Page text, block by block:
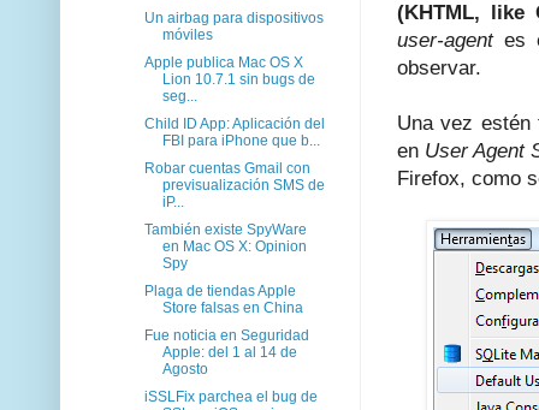
(KHTML, like
user-agentes
observar.
Una vez
en User Agent
Firefox, como
Un airbag para dispositivos
móviles
Apple publica Mac OS X
Lion 10.7.1 sin bugs de
seg...
Child ID App: Aplicación del
FBI para iPhone que b...
Robar cuentas Gmail con
previsualización SMS de
iP...
También existe SpyWare
en Mac OS X: Opinion
Spy
Plaga de tiendas Apple
Store falsas en China
Fue noticia en Seguridad
Apple: del 1 al 14 de
Agosto
iSSLFix parchea el bug de